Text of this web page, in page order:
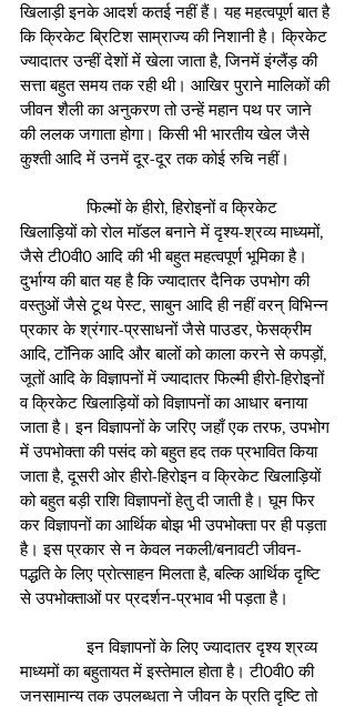
खिलाड़ी इनके आदर्श कतई नहीं हैं। यह महत्वपूर्ण बात है
कि क्रिकेट ब्रिटिश साम्राज्य की निशानी है। क्रिकेट
ज्यादातर उन्हीं देशों में खेला जाता है, जिनमें इंग्लैंड़ की
सत्ता बहुत समय तक रही थी। आखिर पुराने मालिकों की
जीवन शैली का अनुकरण तो उन्हें महान पथ पर जाने
की ललक जगाता होगा। किसी भी भारतीय खेल जैसे
कुश्ती आदि में उनमें दूर-दूर तक कोई रुचि नहीं।
               फिल्मों के हीरो, हिरोइनों व क्रिकेट
खिलाड़ियों को रोल माॅडल बनाने में दृश्य-श्रव्य माध्यमों,
जैसे टी0वी0 आदि की भी बहुत महत्वपूर्ण भूमिका है।
दुर्भाग्य की बात यह है कि ज्यादातर दैनिक उपभोग की
वस्तुओं जैसे टूथ पेस्ट, साबुन आदि ही नहीं वरन् विभिन्न
प्रकार के श्रंगार-प्रसाधनों जैसे पाउडर, फेसक्रीम
आदि, टाॅनिक आदि और बालों को काला करने से कपड़ों,
जूतों आदि के विज्ञापनों में ज्यादातर फिल्मी हीरो-हिरोइनों
व क्रिकेट खिलाड़ियों को विज्ञापनों का आधार बनाया
जाता है। इन विज्ञापनों के जरिए जहाँ एक तरफ, उपभोग
में उपभोक्ता की पसंद को बहुत हद तक प्रभावित किया
जाता है, दूसरी ओर हीरो-हिरोइन व क्रिकेट खिलाड़ियों
को बहुत बड़ी राशि विज्ञापनों हेतु दी जाती है। घूम फिर
कर विज्ञापनों का आर्थिक बोझ भी उपभोक्ता पर ही पड़ता
है। इस प्रकार से न केवल नकली/बनावटी जीवन-
पद्धति के लिए प्रोत्साहन मिलता है, बल्कि आर्थिक दृष्टि
से उपभोक्ताओं पर प्रदर्शन-प्रभाव भी पड़ता है।
               इन विज्ञापनों के लिए ज्यादातर दृश्य श्रव्य
माध्यमों का बहुतायत में इस्तेमाल होता है। टी0वी0 की
जनसामान्य तक उपलब्धता ने जीवन के प्रति दृष्टि तो